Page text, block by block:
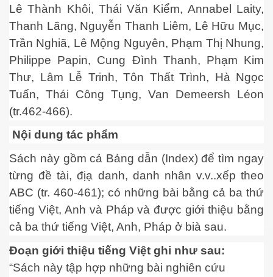
Lê Thành Khôi, Thái Văn Kiểm, Annabel Laity,
Thanh Lãng, Nguyễn Thanh Liêm, Lê Hữu Mục,
Trần Nghiã, Lê Mộng Nguyên, Phạm Thị Nhung,
Philippe Papin, Cung Đình Thanh, Phạm Kim
Thư, Lâm Lễ Trinh, Tôn Thất Trình, Hà Ngọc
Tuấn, Thái Công Tụng, Van Demeersh Léon
(tr.462-466).
Nội dung tác phẩm
Sách này gồm cả Bảng dẫn (Index) để tìm ngay
từng đề tài, địạ danh, danh nhân v.v..xếp theo
ABC (tr. 460-461); có những bài bằng cả ba thứ
tiếng Việt, Anh và Pháp và được giới thiệu bằng
cả ba thứ tiếng Việt, Anh, Pháp ở bià sau.
Đoạn giới thiệu tiếng Việt ghi như sau:
“Sách này tập hợp những bài nghiên cứu
hứa